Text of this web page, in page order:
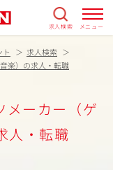
求人検索 メニュー
求人検索
楽）の求人・転職
メーカー（ゲ
人・転職